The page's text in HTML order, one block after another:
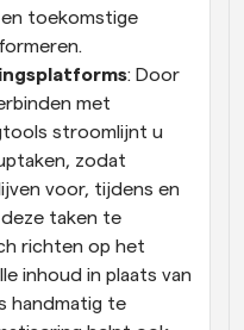
en toekomstige
: Door
met
stroomlijnt u
zodat
voor, tijdens en
taken te
richten op het
inhoud in plaats van
handmatig te